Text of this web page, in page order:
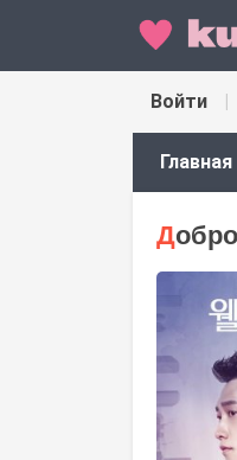
Войти
Главная